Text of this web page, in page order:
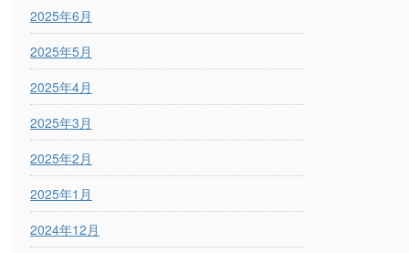
2025年6月
2025年5月
2025年4月
2025年3月
2025年2月
2025年1月
2024年12月